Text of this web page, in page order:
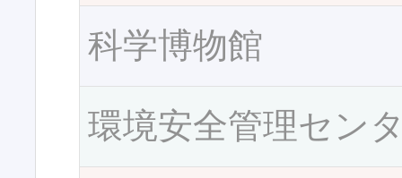
科学博物館
環境安全管理セン